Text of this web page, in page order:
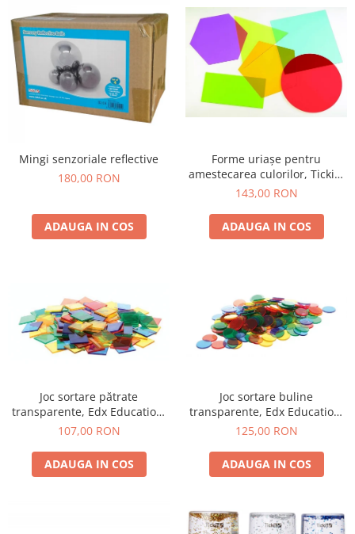
Mingi senzoriale reflective
180,00 RON
ADAUGA IN COS
Forme uriașe pentru
amestecarea culorilor, TickiT,
set de 6 elemente, multicolor
143,00 RON
ADAUGA IN COS
Joc sortare pătrate
transparente, Edx Education,
set de 300 bucăți
107,00 RON
ADAUGA IN COS
Joc sortare buline
transparente, Edx Education,
set de 500 bucăți, multicolor
125,00 RON
ADAUGA IN COS